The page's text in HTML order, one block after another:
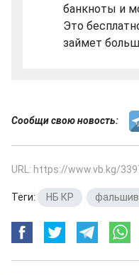
банкноты и
Это
займет
Сообщи свою новость:
URL: https://www.vb.kg/
Теги: НБ КР